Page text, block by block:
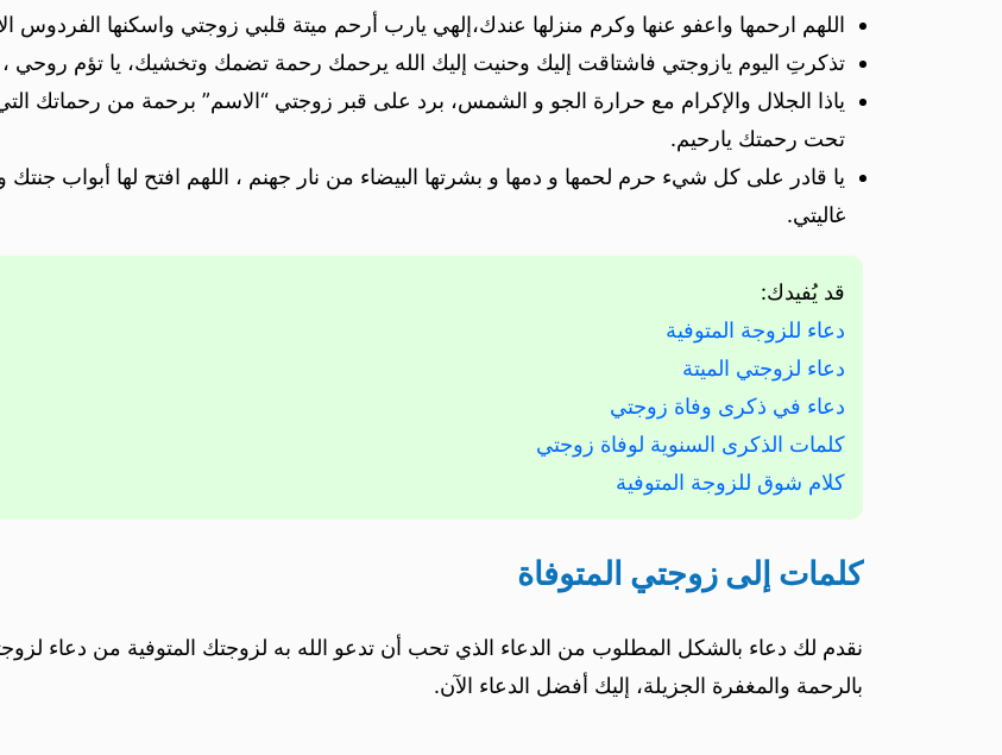
اللهم ارحمها واعفو عنها وكرم منزلها عندك،إلهي يارب أرحم ميتة قلبي زوجتي واسكنها الفردوس
تذكرتِ اليوم يازوجتي فاشتاقت إليك وحنيت إليك الله يرحمك رحمة تضمك وتخشيك، يا تؤم روحي
ياذا الجلال والإكرام مع حرارة الجو و الشمس، برد على قبر زوجتي “الاسم” برحمة من رحماتك
تحت رحمتك يارحيم.
يا قادر على كل شيء حرم لحمها و دمها و بشرتها البيضاء من نار جهنم ، اللهم افتح لها أبواب
غاليتي.
قد يُفيدك:
دعاء للزوجة المتوفية
دعاء لزوجتي الميتة
دعاء في ذكرى وفاة زوجتي
كلمات الذكرى السنوية لوفاة زوجتي
كلام شوق للزوجة المتوفية
كلمات إلى زوجتي المتوفاة
نقدم لك دعاء بالشكل المطلوب من الدعاء الذي تحب أن تدعو الله به لزوجتك المتوفية من دعاء
بالرحمة والمغفرة الجزيلة، إليك أفضل الدعاء الآن.